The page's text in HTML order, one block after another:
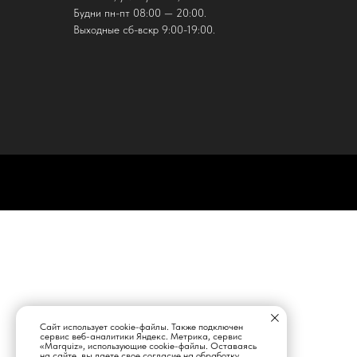
Будни пн-пт 08:00 — 20:00.
Выходные сб-вскр 9:00-19:00.
Сайт использует cookie-файлы. Также подключен
сервис веб-аналитики Яндекс. Метрика, сервис
«Marquiz», использующие cookie-файлы. Оставаясь